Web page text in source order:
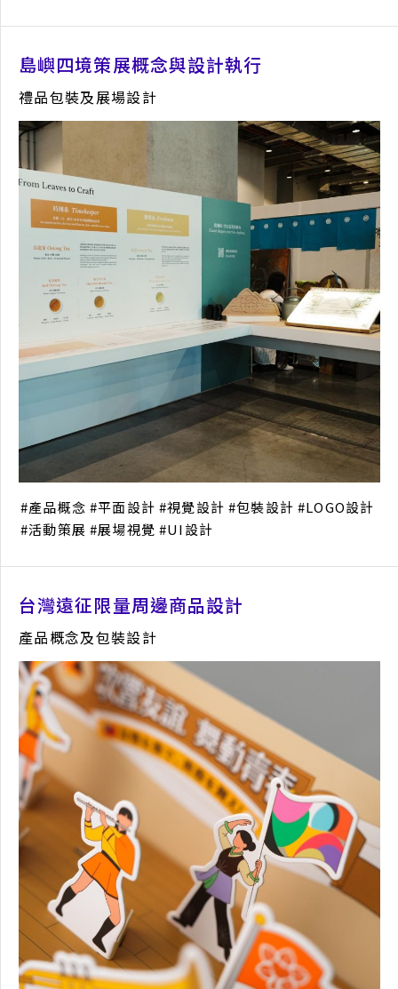
島嶼四境策展概念與設計執行
禮品包裝及展場設計
產品概念 平面設計 視覺設計 包裝設計
LOGO設計
活動策展
展場視覺 UI設計
台灣遠征限量周邊商品設計
產品概念及包裝設計